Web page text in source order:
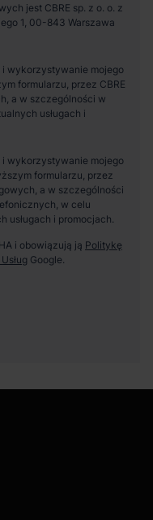
jest CBRE sp. z o. o. z
1, 00-843 Warszawa
wykorzystywanie mojego
formularzu, przez CBRE
a w szczególności w
usługach i
wykorzystywanie mojego
formularzu, przez
a w szczególności
w celu
usługach i promocjach.
i obowiązują ją Politykę
Google.